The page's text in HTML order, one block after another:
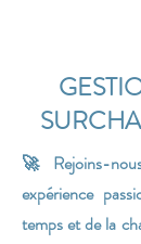
🚀 Rejoins-
expérience
temps et de la